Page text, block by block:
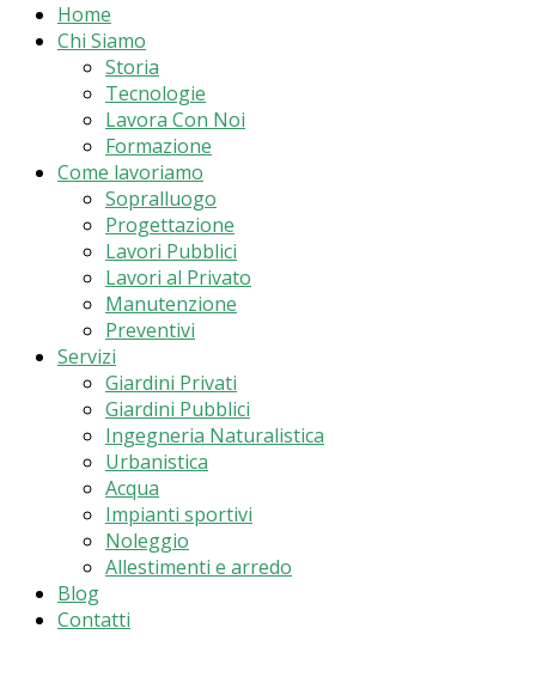
Home
Chi Siamo
Storia
Tecnologie
Lavora Con Noi
Formazione
Come lavoriamo
Sopralluogo
Progettazione
Lavori Pubblici
Lavori al Privato
Manutenzione
Preventivi
Servizi
Giardini Privati
Giardini Pubblici
Ingegneria Naturalistica
Urbanistica
Acqua
Impianti sportivi
Noleggio
Allestimenti e arredo
Blog
Contatti